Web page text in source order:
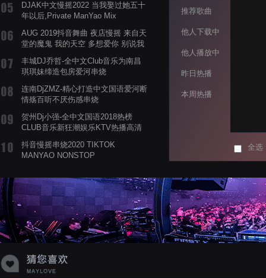
DJAK中文慢摇2022 当我娶过她五十
年以后,Private ManYao Mix
AUG 2019抖音舞曲 夜店慢摇 来自天
堂的魔鬼 我的天空 多想爱你 别说我
丰城DJ乔哲-全中文Club音乐为南昌
琪琪妹缔造包房爱河串烧
连南DjZMZ-精心打造中文国语爱河断
情殇百听不厌伤感串烧
贺州Dj小强-全中文国语2018热榜
CLUB音乐新狂潮娱乐KTV热播高清
抖音慢摇串烧2020 TIKTOK
MANYAO NONSTOP
蝉爸爸妈妈爱存在夏天的风是想你的
声音啊
推荐歌曲
他人下载中
他人播放中
昨日热播
本周热播
全选